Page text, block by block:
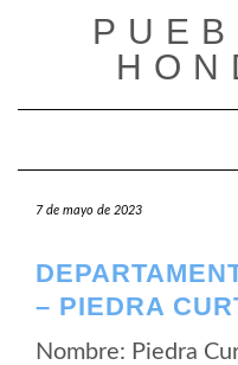
7 de mayo de 2023
– PIEDRA
Nombre: Piedra